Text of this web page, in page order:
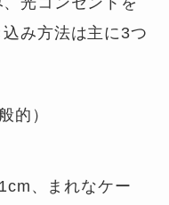
み方法は主に3つ
的）
、まれなケー